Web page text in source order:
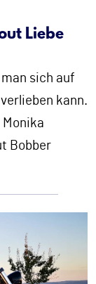
Liebe
sich auf
kann.
Monika
Bobber